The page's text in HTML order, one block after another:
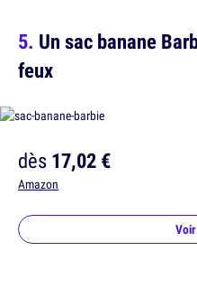
Un sac banane
feux
dès17,02 €
Amazon